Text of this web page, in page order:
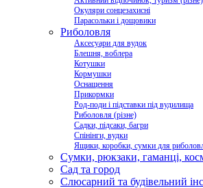
Окуляри сонцезахисні
Парасольки і дощовики
Риболовля
Аксесуари для вудок
Блешня, воблера
Котушки
Кормушки
Оснащення
Прикормки
Род-поди і підставки під вудилища
Риболовля (різне)
Садки, підсаки, багри
Спінінги, вудки
Ящики, коробки, сумки для
Сумки, рюкзаки, гаманці,
Сад та город
Слюсарний та будівельний